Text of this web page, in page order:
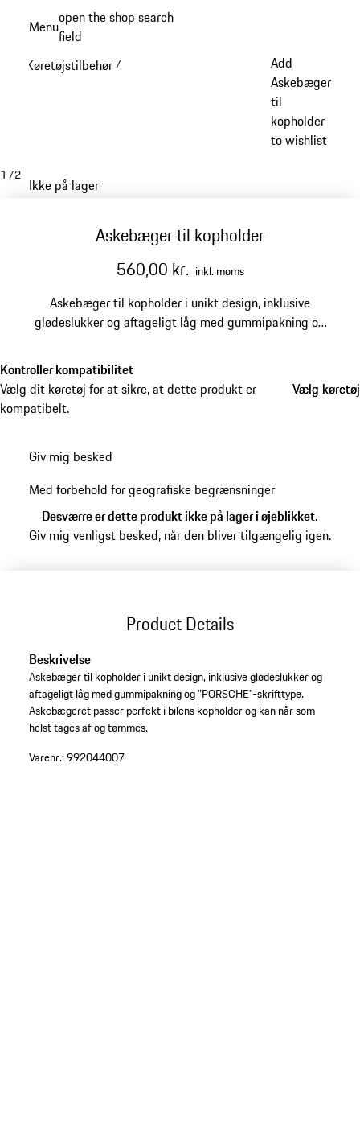
Menuopen the shop search
field
Køretøjstilbehør /
Add
Askebæger
til
kopholder
to wishlist
1 /2
Ikke på lager
Askebæger til kopholder
560,00 kr. inkl. moms
Askebæger til kopholder i unikt design, inklusive
glødeslukker og aftageligt låg med gummipakning og
Kontroller kompatibilitet
Vælg dit køretøj for at sikre, at dette produkt er
kompatibelt.
Vælg køretøj
Vælg køretøj
Giv mig besked
Med forbehold for geografiske begrænsninger
Desværre er dette produkt ikke på lager i øjeblikket.
Giv mig venligst besked, når den bliver tilgængelig igen.
Product Details
Beskrivelse
Askebæger til kopholder i unikt design, inklusive glødeslukker og
aftageligt låg med gummipakning og "PORSCHE"-skrifttype.
Askebægeret passer perfekt i bilens kopholder og kan når som
helst tages af og tømmes.
Varenr.:992044007